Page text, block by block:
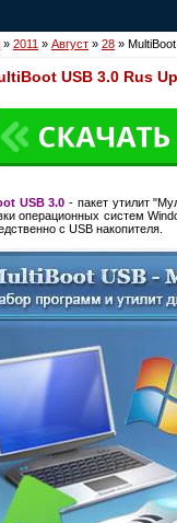
» 2011 » Август » 28 »
USB 3.0 Rus
USB 3.0 - пакет утилит
операционных систем
с USB накопителя.